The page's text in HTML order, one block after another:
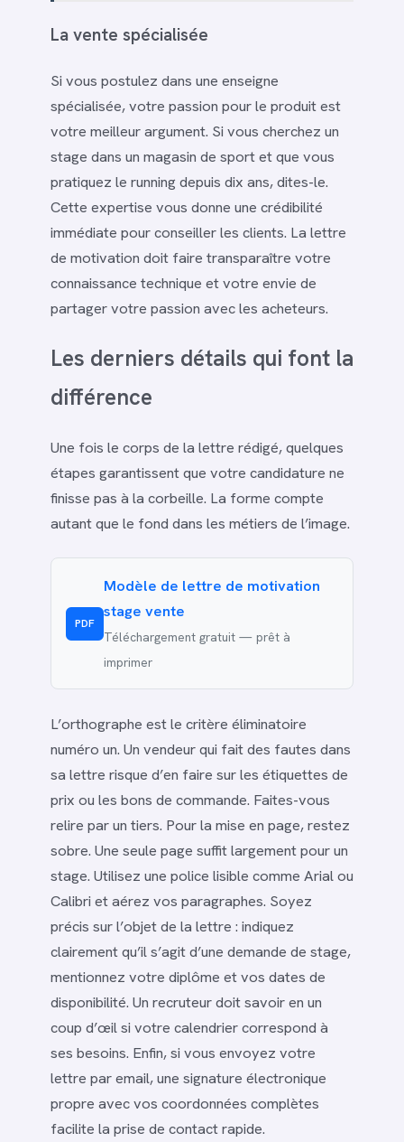
La vente spécialisée
Si vous postulez dans une enseigne
spécialisée, votre passion pour le produit est
votre meilleur argument. Si vous cherchez un
stage dans un magasin de sport et que vous
pratiquez le running depuis dix ans, dites-le.
Cette expertise vous donne une crédibilité
immédiate pour conseiller les clients. La lettre
de motivation doit faire transparaître votre
connaissance technique et votre envie de
partager votre passion avec les acheteurs.
Les derniers détails qui font la
différence
Une fois le corps de la lettre rédigé, quelques
étapes garantissent que votre candidature ne
finisse pas à la corbeille. La forme compte
autant que le fond dans les métiers de l’image.
PDF
Modèle de lettre de motivation
stage vente
Téléchargement gratuit — prêt à
imprimer
L’orthographe est le critère éliminatoire
numéro un. Un vendeur qui fait des fautes dans
sa lettre risque d’en faire sur les étiquettes de
prix ou les bons de commande. Faites-vous
relire par un tiers. Pour la mise en page, restez
sobre. Une seule page suffit largement pour un
stage. Utilisez une police lisible comme Arial ou
Calibri et aérez vos paragraphes. Soyez
précis sur l’objet de la lettre : indiquez
clairement qu’il s’agit d’une demande de stage,
mentionnez votre diplôme et vos dates de
disponibilité. Un recruteur doit savoir en un
coup d’œil si votre calendrier correspond à
ses besoins. Enfin, si vous envoyez votre
lettre par email, une signature électronique
propre avec vos coordonnées complètes
facilite la prise de contact rapide.